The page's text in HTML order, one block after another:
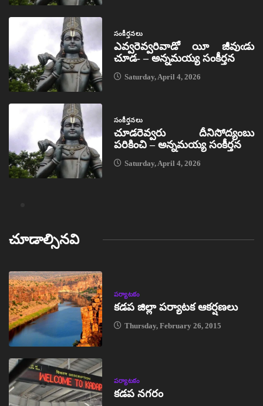
సంకీర్తనలు
ఎవ్వరెవ్వరివాడో యీ జీవుఁడు
చూడ- – అన్నమయ్య సంకీర్తన
Saturday, April 4, 2026
సంకీర్తనలు
చూడరెవ్వరు దీనిసోద్యంబు
పరికించి – అన్నమయ్య సంకీర్తన
Saturday, April 4, 2026
చూడాల్సినవి
పర్యాటకం
కడప జిల్లా పర్యాటక ఆకర్షణలు
Thursday, February 26, 2015
పర్యాటకం
కడప నగరం